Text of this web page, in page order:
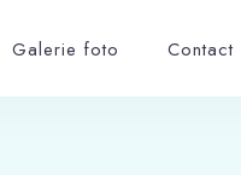
Galerie foto Contact